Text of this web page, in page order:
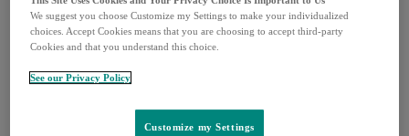
Antirétroviraux contre le VIH
Découvrir➜
We suggest you choose Customize my Settings to make your individualized
choices. Accept Cookies means that you are choosing to accept third-party
Cookies and that you understand this choice.
See our Privacy Policy
Customize my Settings